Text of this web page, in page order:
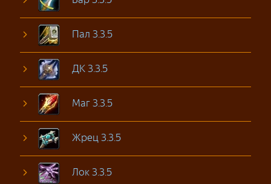
Пал 3.3.5
ДК 3.3.5
Маг 3.3.5
Жрец 3.3.5
Лок 3.3.5